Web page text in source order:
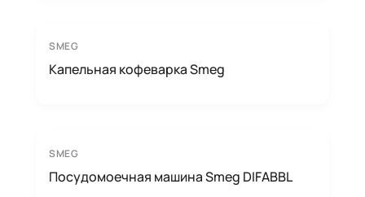
SMEG
Капельная кофеварка Smeg
SMEG
Посудомоечная машина Smeg DIFABBL